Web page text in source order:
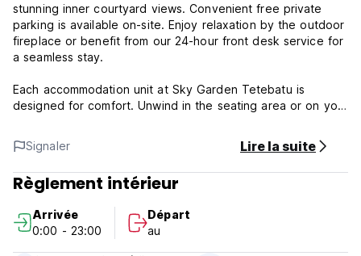
stunning inner courtyard views. Convenient free private
parking is available on-site. Enjoy relaxation by the outdoor
fireplace or benefit from our 24-hour front desk service for
a seamless stay.
Each accommodation unit at Sky Garden Tetebatu is
designed for comfort. Unwind in the seating area or on your
serene garden views. All rooms feature an ensuite
bathroom with free toiletries, fresh bed linen, and modern
amenities.
variety of meals including dinner, lunch, brunch, and
signature cocktails.
Signaler Lire la suite
Règlement intérieur
Arrivée
0:00 - 23:00
Départ
au